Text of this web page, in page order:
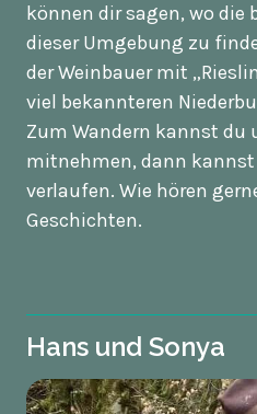
können dir sagen, wo die
dieser Umgebung zu
der Weinbauer mit
viel bekannteren
Zum Wandern kannst du
mitnehmen, dann
verlaufen. Wie hören
Geschichten.
Hans und Sonya